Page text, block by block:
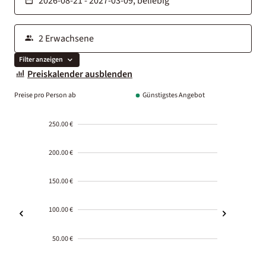
Filter anzeigen
Preiskalender ausblenden
Preise pro Person ab Günstigstes Angebot
250.00 €
200.00 €
150.00 €
100.00 €
50.00 €